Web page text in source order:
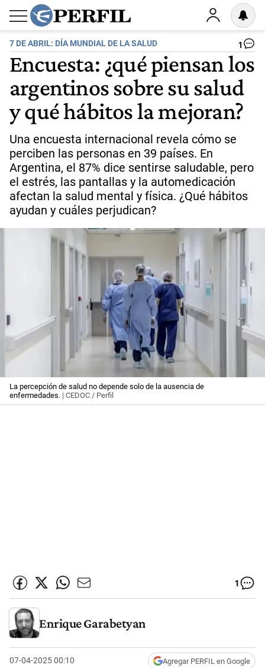
7 DE ABRIL: DÍA MUNDIAL DE LA SALUD 1
Encuesta: ¿qué piensan los
argentinos sobre su salud
y qué hábitos la mejoran?
Una encuesta internacional revela cómo se
perciben las personas en 39 países. En
Argentina, el 87% dice sentirse saludable, pero
el estrés, las pantallas y la automedicación
afectan la salud mental y física. ¿Qué hábitos
ayudan y cuáles perjudican?
La percepción de salud no depende solo de la ausencia de
enfermedades. | CEDOC / Perfil
1
Enrique Garabetyan
07-04-2025 00:10 Agregar PERFIL en Google